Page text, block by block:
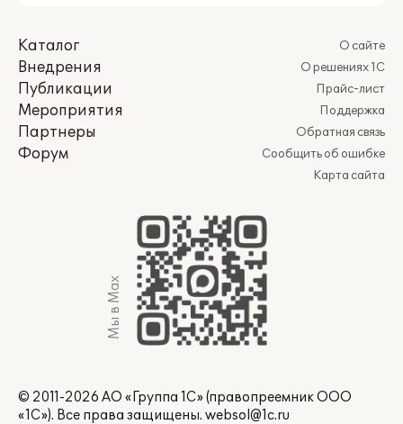
Каталог
Внедрения
Публикации
Мероприятия
Партнеры
Форум
О сайте
О решениях 1С
Прайс-лист
Поддержка
Обратная связь
Сообщить об ошибке
Карта сайта
Мы в Max
© 2011-2026 АО «Группа 1С» (правопреемник ООО
«1С»). Все права защищены. websol@1c.ru